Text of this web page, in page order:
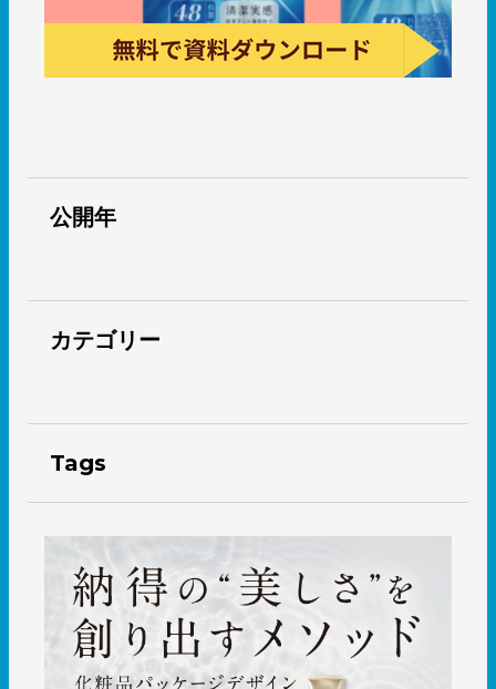
公開年
カテゴリー
Tags